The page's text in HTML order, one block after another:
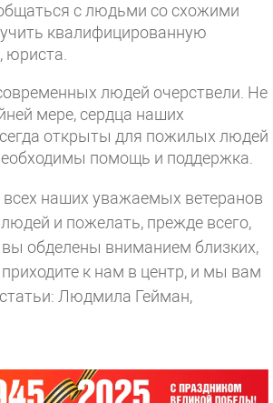
с людьми со схожими
квалифицированную
людей очерствели. Не
мере, сердца наших
открыты для пожилых людей
помощь и поддержка.
всех наших уважаемых ветеранов
и пожелать, прежде всего,
вы обделены вниманием близких,
к нам в центр, и мы вам
Людмила Гейман,